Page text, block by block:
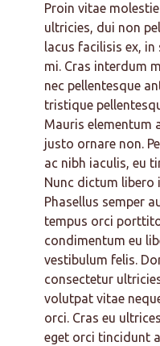
Proin vitae
ultricies, dui non
lacus facilisis ex,
mi. Cras interdum
nec pellentesque
tristique
Mauris elementum
justo ornare non.
ac nibh iaculis, eu
Nunc dictum libero
Phasellus semper
tempus orci
condimentum eu
vestibulum felis.
consectetur
volutpat vitae
orci. Cras eu
eget orci tincidunt